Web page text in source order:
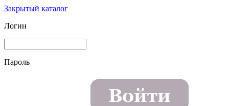
Закрытый каталог
Логин
Пароль